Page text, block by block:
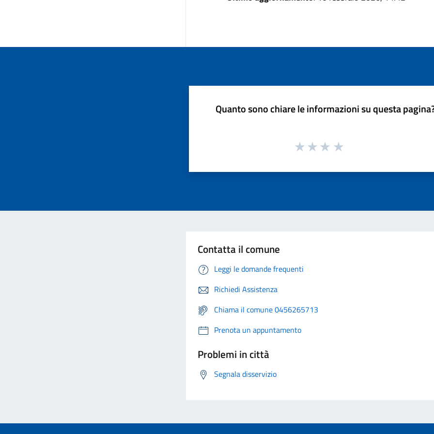
Quanto sono chiare le informazioni su questa
Contatta il comune
Leggi le domande frequenti
Richiedi Assistenza
Chiama il comune 0456265713
Prenota un appuntamento
Problemi in città
Segnala disservizio